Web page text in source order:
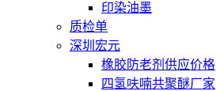
印染油墨
质检单
深圳宏元
橡胶防老剂供应价格
四氢呋喃共聚醚厂家